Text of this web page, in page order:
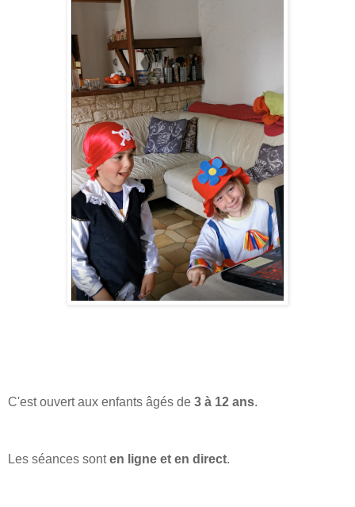
C'est ouvert aux enfants âgés de 3 à 12 ans.
Les séances sonten ligne et en direct.